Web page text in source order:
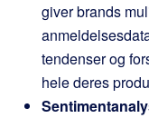
giver brands
tendenser og
hele deres